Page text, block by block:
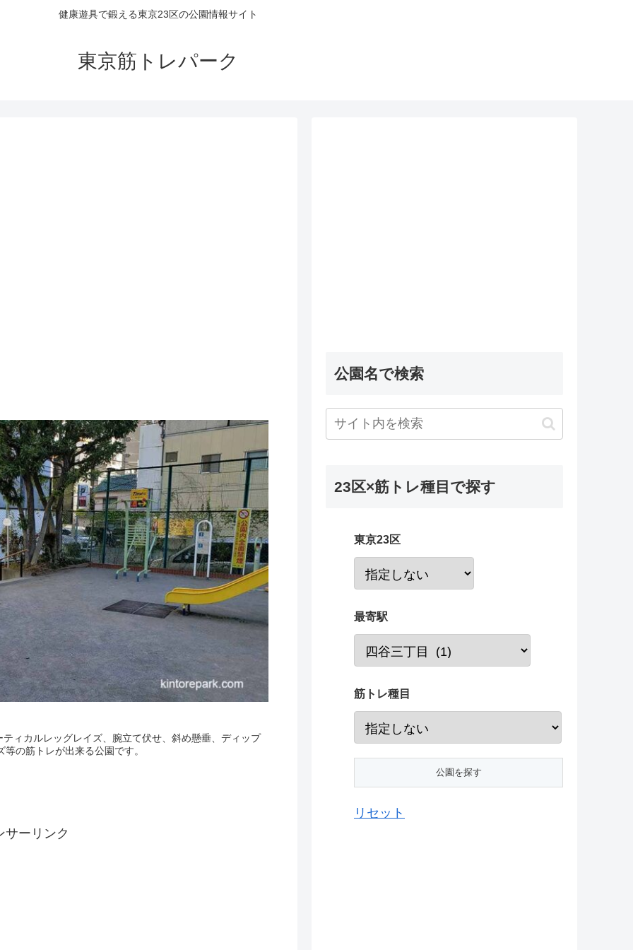
健康遊具で鍛える東京23区の公園情報サイト
東京筋トレパーク
ィカルレッグレイズ、腕立て伏せ、斜め懸垂、ディップ
の筋トレが出来る公園です。
サーリンク
公園名で検索
23区×筋トレ種目で探す
東京23区
最寄駅
筋トレ種目
リセット